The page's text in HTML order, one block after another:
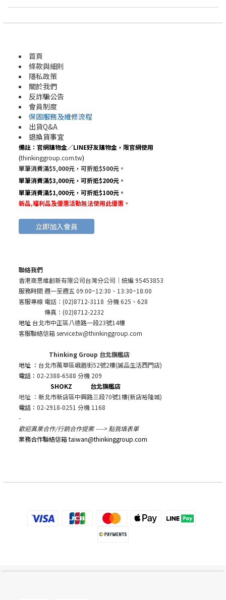
首頁
條款與細則
隱私政策
關於我們
反詐騙公告
會員制度
保固服務及維修流程
出貨Q&A
退換貨事宜
備註：官網購物金／LINE好友購物金，限官網使用
(thinkinggroup.com.tw)
單筆消費滿$5,000元，可折抵$500元。
單筆消費滿$3,000元，可折抵$200元。
單筆消費滿$1,000元，可折抵$100元。
新品,福利品及優惠活動無法使用此優惠 。
立即加入會員
聯絡我們
香港商思維創新有限公司台灣分公司 ｜統編 95453853
服務時間 週一至週五 09:00~12:30、13:30~18:00
客服專線 電話：(02)8712-3118 分機 625、628
傳真：(02)8712-2232
地址 台北市中正區八德路一段23號14樓
客服聯絡信箱 service.tw@thinkinggroup.com
Thinking Group 台北旗艦店
地址 ： 台北市萬華區峨眉街52號2樓(誠品生活西門店)
電話： 02-2388-6588 分機 209
SHOKZ 台北旗艦店
地址 ：新北市新店區中興路三段70號1樓(新店裕隆城)
電話： 02-2918-0251 分機 1168
-
歡迎異業合作/行銷合作提案 ---->點我填表單
業務合作聯絡信箱 taiwan@thinkinggroup.com